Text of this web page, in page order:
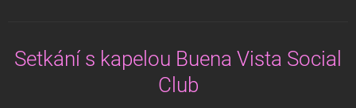
Setkání s kapelou Buena Vista Social
Club